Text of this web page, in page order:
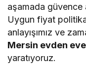
aşamada güvence
Uygun fiyat
anlayışımız ve
Mersin evden
yaratıyoruz.